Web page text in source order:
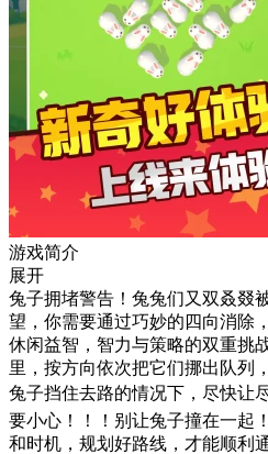
游戏简介
展开
兔子拥堵警告！兔兔们又双叒叕
望，你需要通过巧妙的四向消除
休闲益智，智力与策略的双重挑
里，按方向依次把它们挪出队列
兔子挡住去路的情况下，尽快让
要小心！！！别让兔子撞在一起
和时机，规划好路线，才能顺利